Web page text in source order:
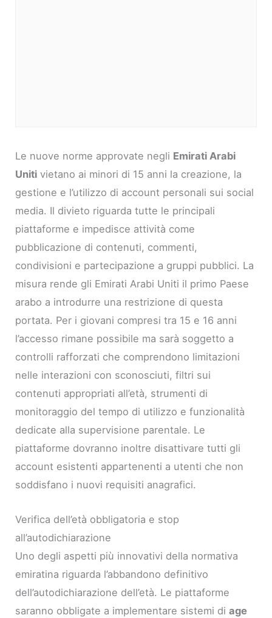
Le nuove norme approvate negli Emirati Arabi
Uniti vietano ai minori di 15 anni la creazione, la
gestione e l’utilizzo di account personali sui social
media. Il divieto riguarda tutte le principali
piattaforme e impedisce attività come
pubblicazione di contenuti, commenti,
condivisioni e partecipazione a gruppi pubblici. La
misura rende gli Emirati Arabi Uniti il primo Paese
arabo a introdurre una restrizione di questa
portata. Per i giovani compresi tra 15 e 16 anni
l’accesso rimane possibile ma sarà soggetto a
controlli rafforzati che comprendono limitazioni
nelle interazioni con sconosciuti, filtri sui
contenuti appropriati all’età, strumenti di
monitoraggio del tempo di utilizzo e funzionalità
dedicate alla supervisione parentale. Le
piattaforme dovranno inoltre disattivare tutti gli
account esistenti appartenenti a utenti che non
soddisfano i nuovi requisiti anagrafici.
Verifica dell’età obbligatoria e stop
all’autodichiarazione
Uno degli aspetti più innovativi della normativa
emiratina riguarda l’abbandono definitivo
dell’autodichiarazione dell’età. Le piattaforme
saranno obbligate a implementare sistemi diage